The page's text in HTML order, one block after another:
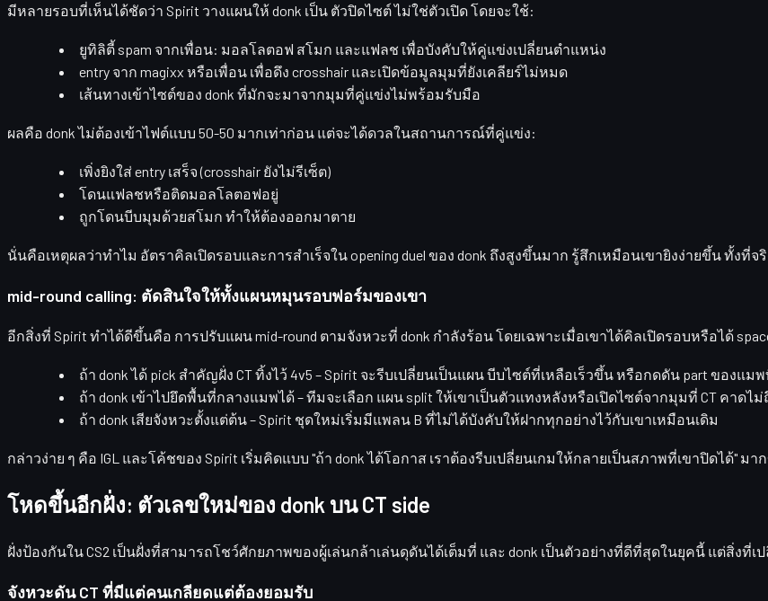
มีหลายรอบที่เห็นได้ชัดว่า Spirit วางแผนให้ donk เป็น ตัวปิดไซต์ไม่ใช่ตัวเปิด โดยจะใช้:
ยูทิลิตี้ spam จากเพื่อน: มอลโลตอฟ สโมก และแฟลช เพื่อบังคับให้คู่แข่งเปลี่ยนตำแหน่ง
entry จาก magixx หรือเพื่อน เพื่อดึง crosshair และเปิดข้อมูลมุมที่ยังเคลียร์ไม่หมด
เส้นทางเข้าไซต์ของ donk ที่มักจะมาจากมุมที่คู่แข่งไม่พร้อมรับมือ
ผลคือ donk ไม่ต้องเข้าไฟต์แบบ 50-50 มากเท่าก่อน แต่จะได้ดวลในสถานการณ์ที่คู่แข่ง:
เพิ่งยิงใส่ entry เสร็จ (crosshair ยังไม่รีเซ็ต)
โดนแฟลชหรือติดมอลโลตอฟอยู่
ถูกโดนบีบมุมด้วยสโมก ทำให้ต้องออกมาตาย
นั่นคือเหตุผลว่าทำไม อัตราคิลเปิดรอบและการสำเร็จใน opening duel ของ donk ถึงสูงขึ้นมาก รู้สึกเหมือนเขายิงง่ายขึ้น ทั้งที่จ
mid-round calling: ตัดสินใจให้ทั้งแผนหมุนรอบฟอร์มของเขา
อีกสิ่งที่ Spirit ทำได้ดีขึ้นคือ การปรับแผน mid-round ตามจังหวะที่ donk กำลังร้อน โดยเฉพาะเมื่อเขาได้คิลเปิดรอบหรือได้
ถ้า donk ได้ pick สำคัญฝั่ง CT ทิ้งไว้ 4v5 – Spirit จะรีบเปลี่ยนเป็นแผนบีบไซต์ที่เหลือเร็วขึ้นหรือกดดัน part ของแม
ถ้า donk เข้าไปยึดพื้นที่กลางแมพได้ – ทีมจะเลือก แผน split ให้เขาเป็นตัวแทงหลังหรือเปิดไซต์จากมุมที่ CT คาดไม่
ถ้า donk เสียจังหวะตั้งแต่ต้น – Spirit ชุดใหม่เริ่มมีแพลน B ที่ไม่ได้บังคับให้ฝากทุกอย่างไว้กับเขาเหมือนเดิม
กล่าวง่าย ๆ คือ IGL และโค้ชของ Spirit เริ่มคิดแบบ "ถ้า donk ได้โอกาส เราต้องรีบเปลี่ยนเกมให้กลายเป็นสภาพที่เขาปิดได้" มา
โหดขึ้นอีกฝั่ง: ตัวเลขใหม่ของ donk บน CT side
ฝั่งป้องกันใน CS2 เป็นฝั่งที่สามารถโชว์ศักยภาพของผู้เล่นกล้าเล่นดุดันได้เต็มที่ และ donk เป็นตัวอย่างที่ดีที่สุดในยุคนี้ แต่สิ่งที่เ
จังหวะดัน CT ที่มีแต่คนเกลียดแต่ต้องยอมรับ